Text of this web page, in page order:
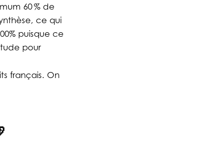
60 % de
ce qui
puisque ce
pour
français. On